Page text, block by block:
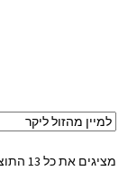
מציגים את כל ⁦13⁩ התוצאות